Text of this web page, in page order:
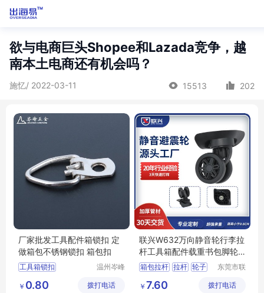
欲与电商巨头Shopee和Lazada竞争，越
南本土电商还有机会吗？
施忆/ 2022-03-11 15513 202
厂家批发工具配件箱锁扣 定
做箱包不锈钢锁扣 箱包扣
工具箱锁扣
箱包扣 箱包配件
温州岑峰
公司
￥ 0.80 拨打电话
联兴W632万向静音轮行李拉
杆工具箱配件载重书包脚轮
箱包避震滑轮
箱包拉杆 拉杆 轮子
东莞市联
件有限公
￥ 7.60 拨打电话